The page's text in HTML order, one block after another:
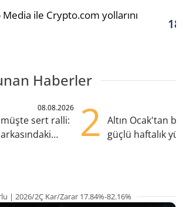
ile Crypto.com yollarını
Haberler
08.08.2026
sert ralli:
2
Altın Ocak'tan
güçlü haftalık
| 2026/2Ç Kar/Zarar 17.84%-82.16%